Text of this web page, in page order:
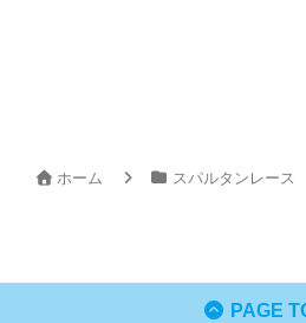
ホーム スパルタンレース
PAGE